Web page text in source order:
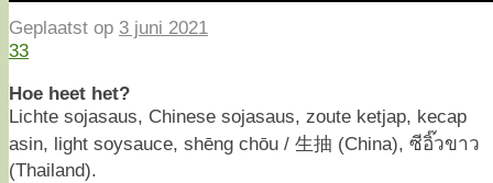
Geplaatst op 3 juni 2021
33
Hoe heet het?
Lichte sojasaus, Chinese sojasaus, zoute ketjap, kecap
asin, light soysauce, shēng chōu / 生抽 (China), ซีอิ๊วขาว
(Thailand).